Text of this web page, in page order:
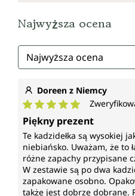
Najwyższa ocena
Doreen z Niemcy
Średnia ocena 5 z 5
Piękny prezent
Te kadzidełka są wysokiej
niebiańsko. Uważam, że to
różne zapachy przypisane
W zestawie są po dwa
zapakowane osobno.
także jest dobrze dobrane.